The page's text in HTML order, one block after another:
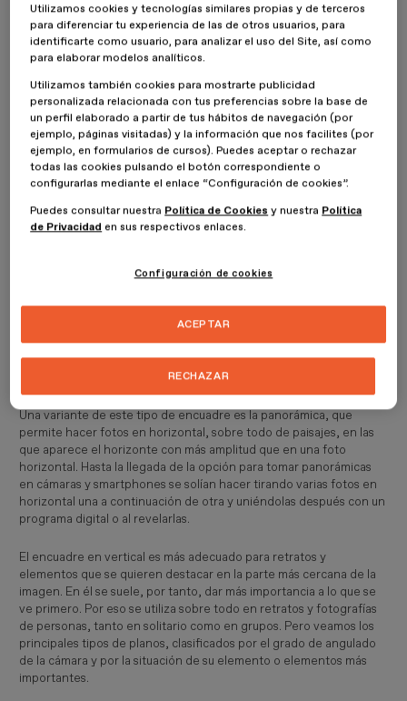
¿Qué son los planos fotográficos y
cuáles son los encuadres básicos
para ellos?
Los planos fotográficos se encargan de determinar qué parte del
objeto que consideramos principal en una fotografía aparecerá en
la imagen. Es decir, que el plano no será el mismo si, por ejemplo, al
fotografiar una persona, esta aparece en la imagen de la cabeza a
tiene sus normas de uso, y tiene establecido lo que puede
aparecer en él. También cómo lo hace.
Los encuadres básicos para los planos los define la posición en la
vertical. Cuando se toma una foto en horizontal el resultado es
similar al que podemos ver con los ojos de la escena que hemos
reflejado en la imagen. Este encuadre abarca bien la imagen que
quieres inmortalizar, y por eso se suele utilizar, por ejemplo, en
Una variante de este tipo de encuadre es la panorámica, que
permite hacer fotos en horizontal, sobre todo de paisajes, en las
que aparece el horizonte con más amplitud que en una foto
horizontal. Hasta la llegada de la opción para tomar panorámicas
en cámaras y smartphones se solían hacer tirando varias fotos en
horizontal una a continuación de otra y uniéndolas después con un
programa digital o al revelarlas.
El encuadre en vertical es más adecuado para retratos y
elementos que se quieren destacar en la parte más cercana de la
imagen. En él se suele, por tanto, dar más importancia a lo que se
ve primero. Por eso se utiliza sobre todo en retratos y fotografías
de personas, tanto en solitario como en grupos. Pero veamos los
principales tipos de planos, clasificados por el grado de angulado
de la cámara y por la situación de su elemento o elementos más
importantes.
Utilizamos cookies y tecnologías similares propias y de terceros
para diferenciar tu experiencia de las de otros usuarios, para
identificarte como usuario, para analizar el uso del Site, así como
para elaborar modelos analíticos.
Utilizamos también cookies para mostrarte publicidad
personalizada relacionada con tus preferencias sobre la base de
un perfil elaborado a partir de tus hábitos de navegación (por
ejemplo, páginas visitadas) y la información que nos facilites (por
ejemplo, en formularios de cursos). Puedes aceptar o rechazar
todas las cookies pulsando el botón correspondiente o
configurarlas mediante el enlace “Configuración de cookies”.
Puedes consultar nuestra Política de Cookies y nuestra Política
de Privacidad en sus respectivos enlaces.
Configuración de cookies
RECHAZAR
ACEPTAR